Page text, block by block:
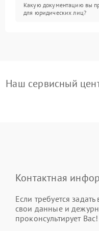
Какую документацию вы
для юридических лиц?
Наш сервисный
Контактная
Если требуется
свои данные и
проконсультирует Вас!